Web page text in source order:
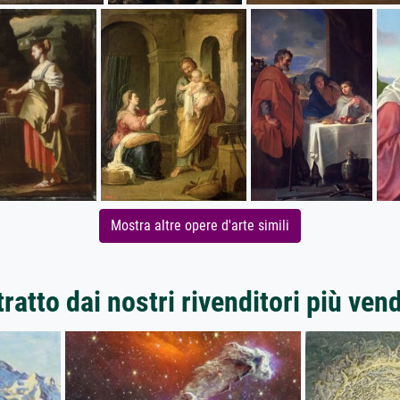
Mostra altre opere d'arte simili
dai nostri rivenditori più